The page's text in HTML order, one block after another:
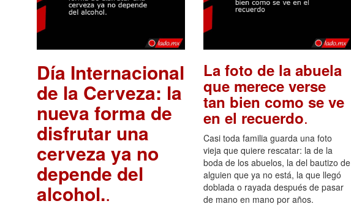
Día Internacional
de la Cerveza: la
nueva forma de
disfrutar una
cerveza ya no
depende del
alcohol..
La foto de la abuela
que merece verse
tan bien como se ve
en el recuerdo.
Casi toda familia guarda una foto
vieja que quiere rescatar: la de la
boda de los abuelos, la del bautizo de
alguien que ya no está, la que llegó
doblada o rayada después de pasar
de mano en mano por años.